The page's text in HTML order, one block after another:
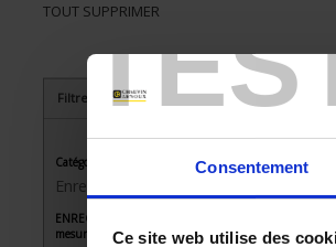
Consentement
Ce site web utilise des
TOUT SUPPRIMER
Filtrer les produits par critères
Catégorie
Enregistreurs sans papier
ENREGISTREUR - Nombre de voies de
mesure